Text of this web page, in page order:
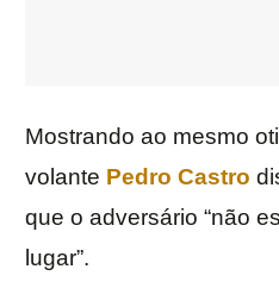
Mostrando ao mesmo
volante Pedro Castro
que o adversário “não
lugar”.